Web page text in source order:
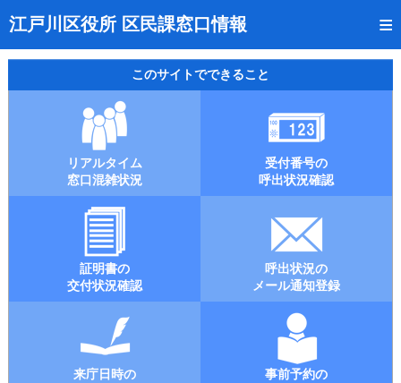
江戸川区役所 区民課窓口情報
トップページ
リアルタイム窓口混雑状況
受付番号の呼出状況確認
証明書の交付状況確認
呼出状況のメール通知登録
来庁日時の事前予約
事前予約の確認・取消
混雑予想カレンダー
本サイトのご利用案内
このサイトでできること
リアルタイム
窓口混雑状況
受付番号の
呼出状況確認
証明書の
交付状況確認
呼出状況の
メール通知登録
来庁日時の
事前予約の